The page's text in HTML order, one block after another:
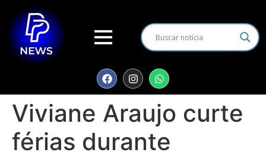
Viviane Araujo curte
férias durante